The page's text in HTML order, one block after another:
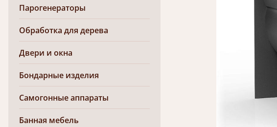
Парогенераторы
Обработка для дерева
Двери и окна
Бондарные изделия
Самогонные аппараты
Банная мебель